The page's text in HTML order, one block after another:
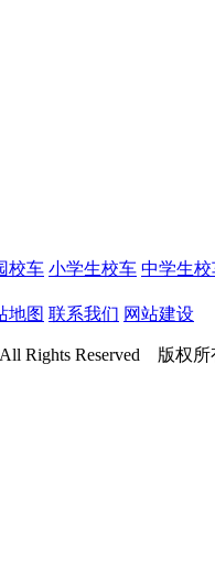
校车 小学生校车 中学生校
地图 联系我们 网站建设
Rights Reserved 版权